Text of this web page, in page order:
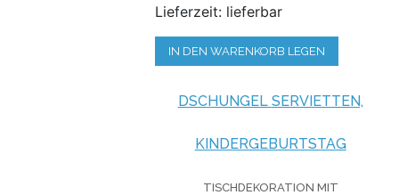
Lieferzeit: lieferbar
IN DEN WARENKORB LEGEN
DSCHUNGEL SERVIETTEN,
KINDERGEBURTSTAG
TISCHDEKORATION MIT